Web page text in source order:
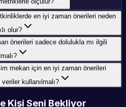
en iyi zaman önerileri neden
olur?
önerileri sadece dolulukla mı ilgili
mekan için en iyi zaman önerileri
kullanılmalı?
Kişi Seni Bekliyor